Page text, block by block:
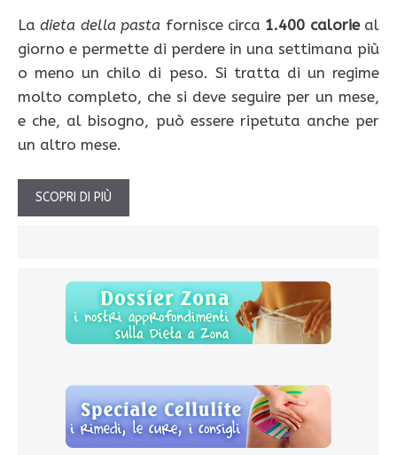
Ladieta della pasta fornisce circa 1.400 calorieal
giorno e permette di perdere in una settimana più
o meno un chilo di peso. Si tratta di un regime
molto completo, che si deve seguire per un mese,
e che, al bisogno, può essere ripetuta anche per
un altro mese.
SCOPRI DI PIÙ